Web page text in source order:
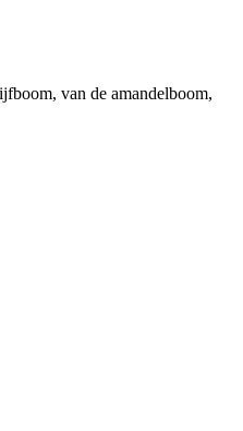
van de amandelboom,